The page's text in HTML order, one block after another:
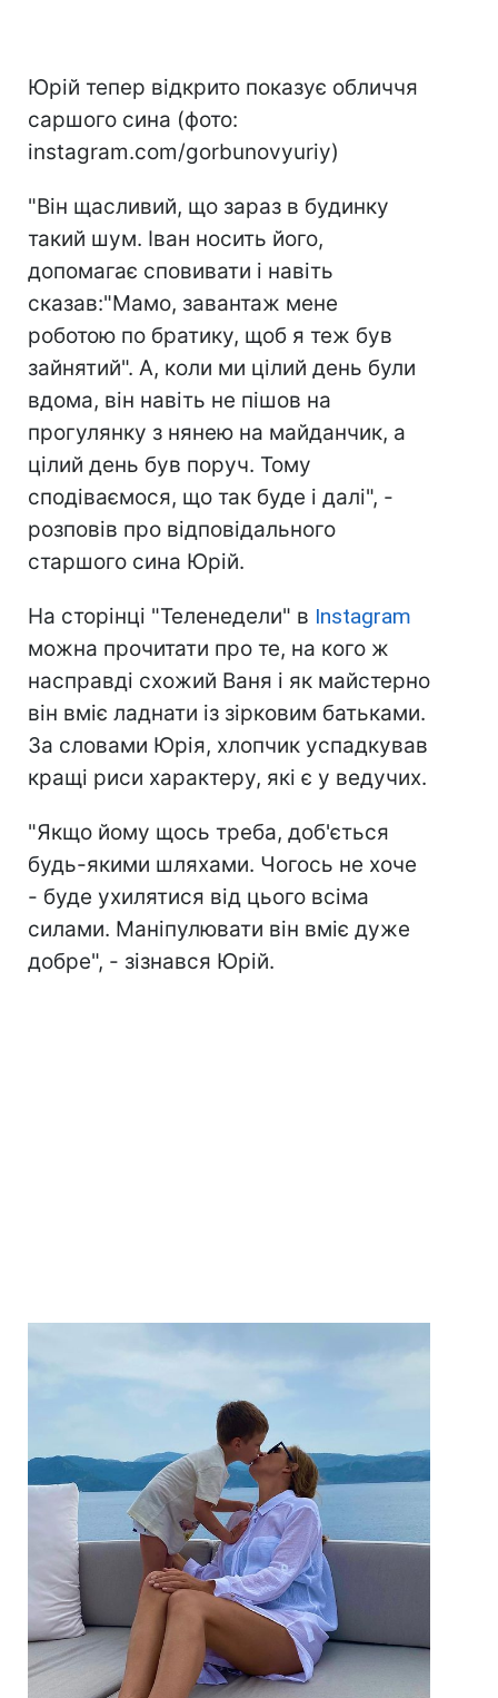
Юрій тепер відкрито показує обличчя
саршого сина (фото:
instagram.com/gorbunovyuriy)
"Він щасливий, що зараз в будинку
такий шум. Іван носить його,
допомагає сповивати і навіть
сказав:"Мамо, завантаж мене
роботою по братику, щоб я теж був
зайнятий". А, коли ми цілий день були
вдома, він навіть не пішов на
прогулянку з нянею на майданчик, а
цілий день був поруч. Тому
сподіваємося, що так буде і далі", -
розповів про відповідального
старшого сина Юрій.
На сторінці "Теленедели" в Instagram
можна прочитати про те, на кого ж
насправді схожий Ваня і як майстерно
він вміє ладнати із зірковим батьками.
За словами Юрія, хлопчик успадкував
кращі риси характеру, які є у ведучих.
"Якщо йому щось треба, доб'ється
будь-якими шляхами. Чогось не хоче
- буде ухилятися від цього всіма
силами. Маніпулювати він вміє дуже
добре", - зізнався Юрій.